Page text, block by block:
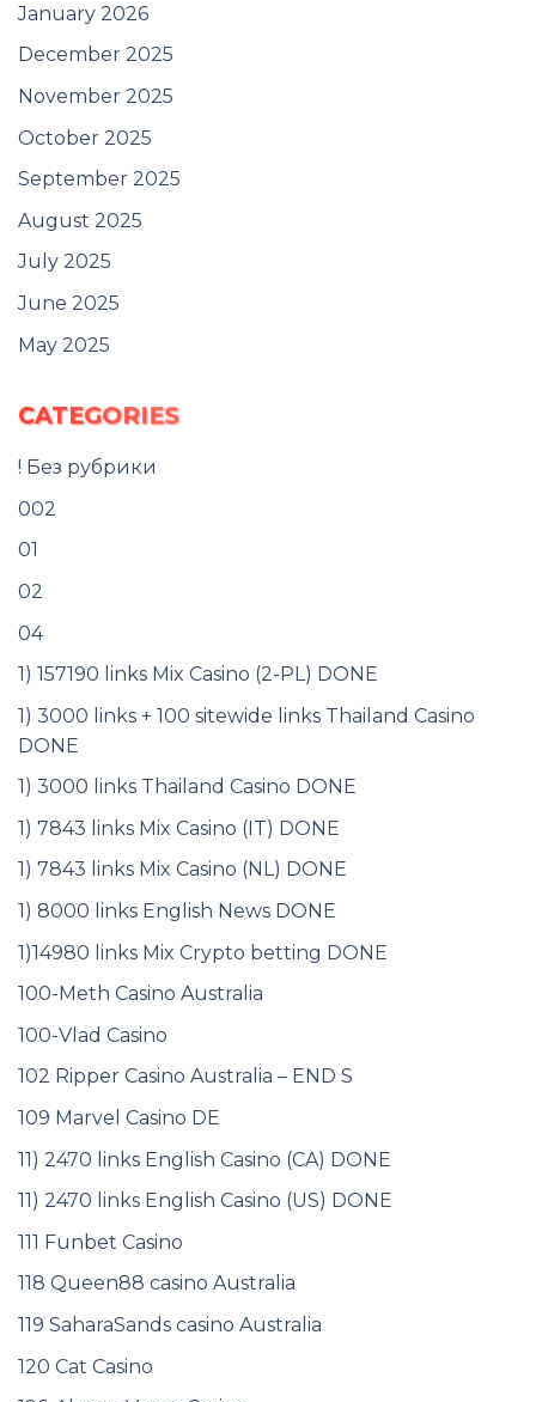
January 2026
December 2025
November 2025
October 2025
September 2025
August 2025
July 2025
June 2025
May 2025
CATEGORIES
! Без рубрики
002
01
02
04
1) 157190 links Mix Casino (2-PL) DONE
1) 3000 links + 100 sitewide links Thailand Casino
DONE
1) 3000 links Thailand Casino DONE
1) 7843 links Mix Casino (IT) DONE
1) 7843 links Mix Casino (NL) DONE
1) 8000 links English News DONE
1)14980 links Mix Crypto betting DONE
100-Meth Casino Australia
100-Vlad Casino
102 Ripper Casino Australia – END S
109 Marvel Casino DE
11) 2470 links English Casino (CA) DONE
11) 2470 links English Casino (US) DONE
111 Funbet Casino
118 Queen88 casino Australia
119 SaharaSands casino Australia
120 Cat Casino